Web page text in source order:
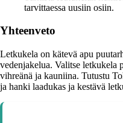
tarvittaessa uusiin osiin.
Yhteenveto
Letkukela on kätevä apu
vedenjakelua. Valitse letkukela
vihreänä ja kauniina. Tutustu
ja hanki laadukas ja kestävä